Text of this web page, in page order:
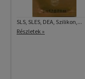
SLS, SLES, DEA, Szilikon,...
Részletek »